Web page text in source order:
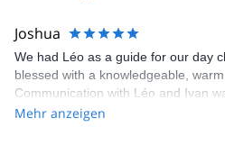
Joshua
We had Léo as a guide for our day
blessed with a knowledgeable,
Communication with Léo and Ivan
Share was excellent in arranging
Mehr anzeigen